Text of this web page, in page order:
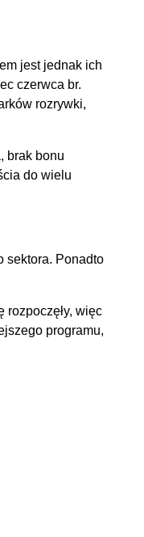
jest jednak ich
czerwca br.
rozrywki,
brak bonu
do wielu
sektora. Ponadto
więc
programu,